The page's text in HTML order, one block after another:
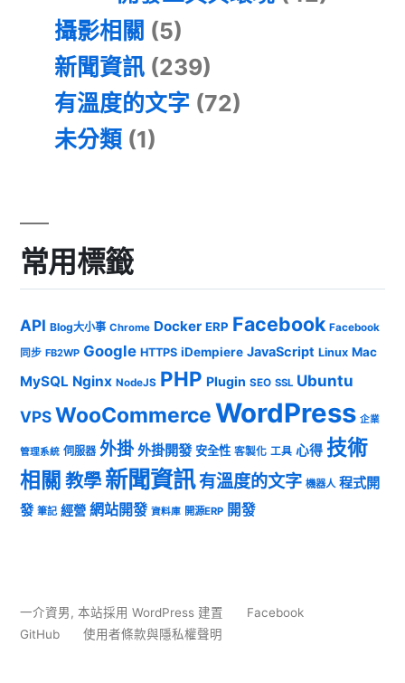
攝影相關 (5)
新聞資訊 (239)
有溫度的文字 (72)
未分類 (1)
常用標籤
API Blog大小事 Chrome Docker ERP Facebook Facebook
同步 FB2WP Google HTTPS iDempiere JavaScript Linux Mac
MySQL Nginx NodeJS PHP Plugin SEO SSL Ubuntu
VPSWooCommerceWordPress 企業
管理系統 伺服器 外掛 外掛開發 安全性 客製化 工具 心得 技術
相關 教學 新聞資訊有溫度的文字 機器人 程式開
發 筆記 經營 網站開發 資料庫 開源ERP 開發
一介資男, 本站採用 WordPress 建置
Facebook
GitHub
使用者條款與隱私權聲明